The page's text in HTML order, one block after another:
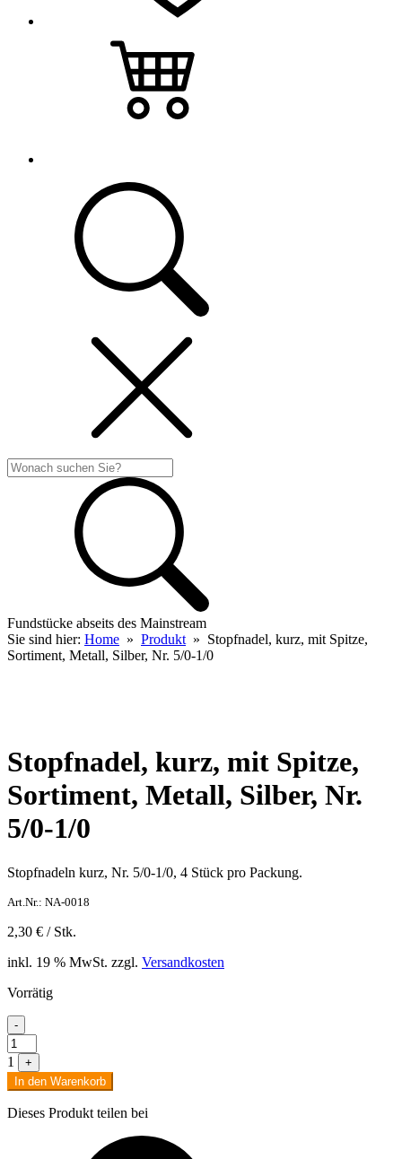
Fundstücke abseits des Mainstream
Sie sind hier: Home » Produkt » Stopfnadel, kurz, mit Spitze,
Sortiment, Metall, Silber, Nr. 5/0-1/0
Stopfnadel, kurz, mit Spitze,
Sortiment, Metall, Silber, Nr.
5/0-1/0
Stopfnadeln kurz, Nr. 5/0-1/0, 4 Stück pro Packung.
Art.Nr.: NA-0018
2,30 € / Stk.
inkl. 19 % MwSt. zzgl. Versandkosten
Vorrätig
-
Stopfnadel,
kurz,
mit
Spitze,
Sortiment,
Metall,
1
+
In den Warenkorb
Dieses Produkt teilen bei